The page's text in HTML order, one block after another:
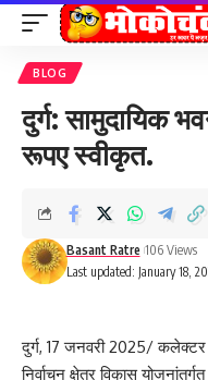
BLOG
दुर्ग: सामुदायिक
रूपए स्वीकृत.
Last updated: January 18,
Basant Ratre 106 Views
दुर्ग, 17 जनवरी 2025/ कलेक्टर
निर्वाचन क्षेत्र विकास